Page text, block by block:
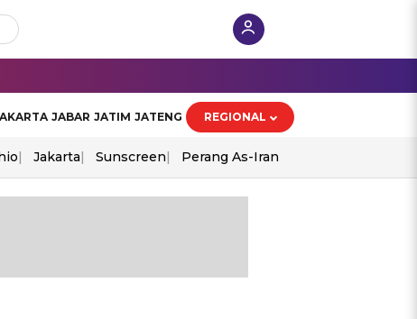
JABAR JATIM JATENG REGIONAL
Jakarta Sunscreen Perang As-Iran